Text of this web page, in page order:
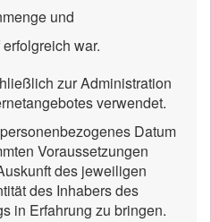
und
war.
zur Administration
verwendet.
Datum
Voraussetzungen
des jeweiligen
des Inhabers des
in Erfahrung zu bringen.